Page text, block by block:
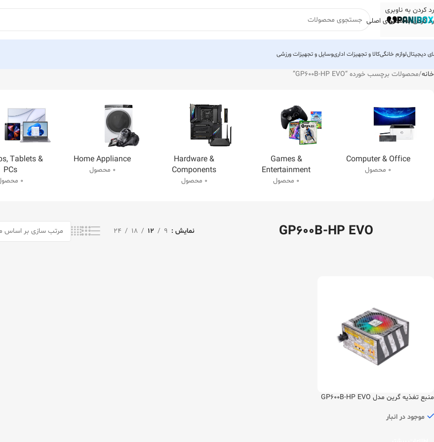
رد کردن به ناوبری
رد کردن به محتوای اصلی
دیجیتاللوازم خانگیکالا و تجهیزات اداریوسایل و تجهیزات ورزشی
خانه محصولات برچسب خورده “GP600B-HP EVO”
Computer & Office
0 محصول
Games &
Entertainment
0 محصول
Hardware &
Components
0 محصول
Home Appliance
0 محصول
Tablets &
PCs
0 محصول
GP600B-HP EVO نمایش 9
12
18
24
منبع تغذیه گرین مدل GP600B-HP EVO
موجود در انبار